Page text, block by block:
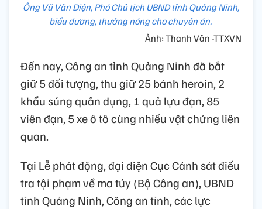
Ông Vũ Văn Diện, Phó Chủ tịch UBND tỉnh Quảng Ninh,
biểu dương, thưởng nóng cho chuyên án.
Ảnh: Thanh Vân -TTXVN
Đến nay, Công an tỉnh Quảng Ninh đã bắt
giữ 5 đối tượng, thu giữ 25 bánh heroin, 2
khẩu súng quân dụng, 1 quả lựu đạn, 85
viên đạn, 5 xe ô tô cùng nhiều vật chứng liên
quan.
Tại Lễ phát động, đại diện Cục Cảnh sát điều
tra tội phạm về ma túy (Bộ Công an), UBND
tỉnh Quảng Ninh, Công an tỉnh, các lực